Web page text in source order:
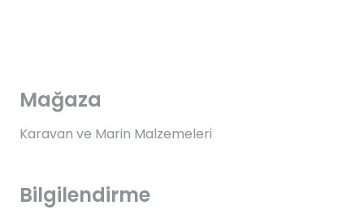
Mağaza
Karavan ve Marin Malzemeleri
Bilgilendirme